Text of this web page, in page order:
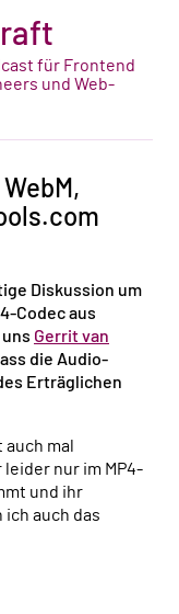
für Frontend
und Web-
Diskussion um
Codec aus
Gerrit van
die Audio-
Erträglichen
auch mal
nur im MP4-
und ihr
auch das